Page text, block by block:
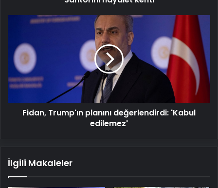
değerlendirdi:
'Kabul
edilemez'
Fidan, Trump'ın planını değerlendirdi: 'Kabul
edilemez'
İlgili Makaleler